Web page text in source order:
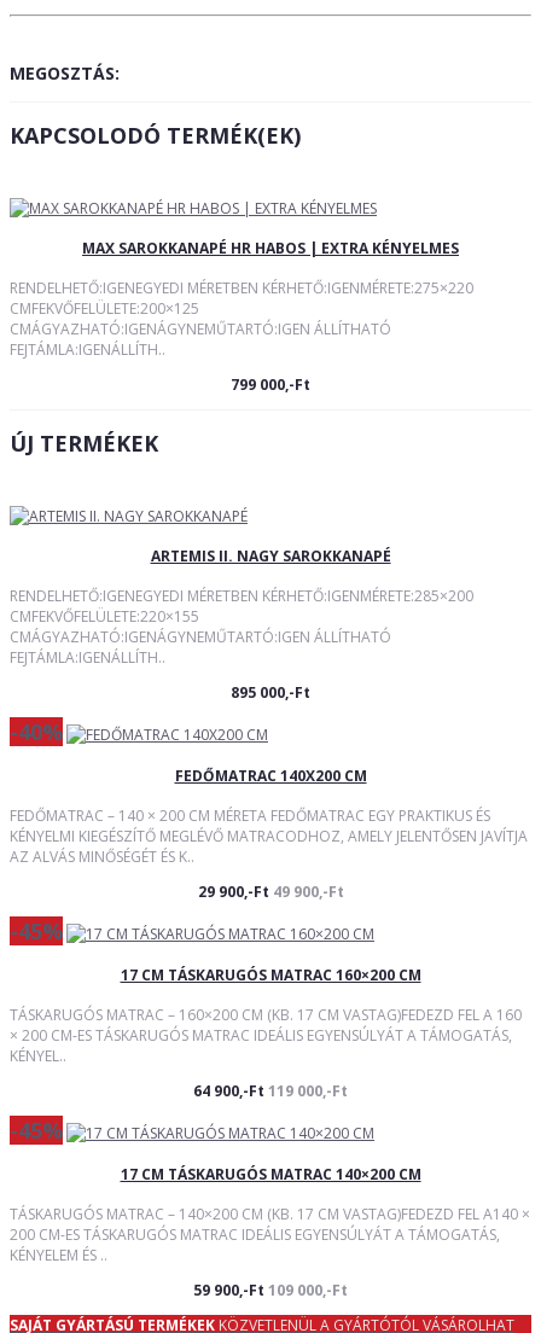
MEGOSZTÁS:
KAPCSOLODÓ TERMÉK(EK)
MAX SAROKKANAPÉ HR HABOS | EXTRA KÉNYELMES
RENDELHETŐ:IGENEGYEDI MÉRETBEN KÉRHETŐ:IGENMÉRETE:275×220
CMFEKVŐFELÜLETE:200×125
CMÁGYAZHATÓ:IGENÁGYNEMŰTARTÓ:IGEN ÁLLÍTHATÓ
FEJTÁMLA:IGENÁLLÍTH..
799 000,-Ft
ÚJ TERMÉKEK
ARTEMIS II. NAGY SAROKKANAPÉ
RENDELHETŐ:IGENEGYEDI MÉRETBEN KÉRHETŐ:IGENMÉRETE:285×200
CMFEKVŐFELÜLETE:220×155
CMÁGYAZHATÓ:IGENÁGYNEMŰTARTÓ:IGEN ÁLLÍTHATÓ
FEJTÁMLA:IGENÁLLÍTH..
895 000,-Ft
-40%
FEDŐMATRAC 140X200 CM
FEDŐMATRAC – 140 × 200 CM MÉRETA FEDŐMATRAC EGY PRAKTIKUS ÉS
KÉNYELMI KIEGÉSZÍTŐ MEGLÉVŐ MATRACODHOZ, AMELY JELENTŐSEN JAVÍTJA
AZ ALVÁS MINŐSÉGÉT ÉS K..
29 900,-Ft 49 900,-Ft
-45%
17 CM TÁSKARUGÓS MATRAC 160×200 CM
TÁSKARUGÓS MATRAC – 160×200 CM (KB. 17 CM VASTAG)FEDEZD FEL A 160
× 200 CM-ES TÁSKARUGÓS MATRAC IDEÁLIS EGYENSÚLYÁT A TÁMOGATÁS,
KÉNYEL..
64 900,-Ft 119 000,-Ft
-45%
17 CM TÁSKARUGÓS MATRAC 140×200 CM
TÁSKARUGÓS MATRAC – 140×200 CM (KB. 17 CM VASTAG)FEDEZD FEL A140 ×
200 CM-ES TÁSKARUGÓS MATRAC IDEÁLIS EGYENSÚLYÁT A TÁMOGATÁS,
KÉNYELEM ÉS ..
59 900,-Ft 109 000,-Ft
SAJÁT GYÁRTÁSÚ TERMÉKEK KÖZVETLENÜL A GYÁRTÓTÓL VÁSÁROLHAT